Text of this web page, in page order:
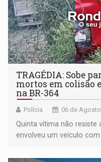
TRAGÉDIA: Sobe
mortos em colisão
na BR-364
Polícia 06 de
Quinta vítima não resiste
envolveu um veículo